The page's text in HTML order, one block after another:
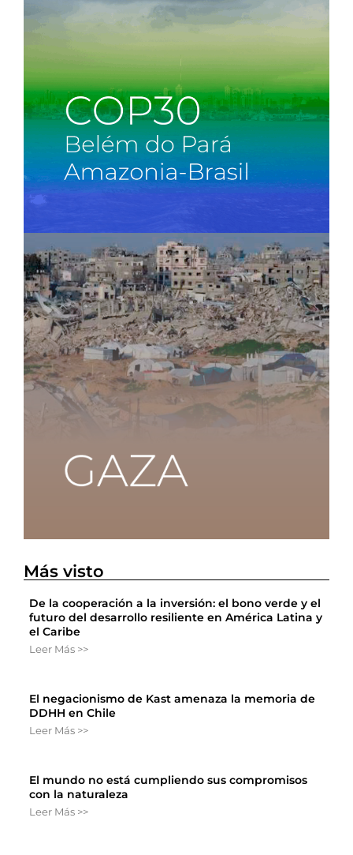
Más visto
De la cooperación a la inversión: el bono verde y el
futuro del desarrollo resiliente en América Latina y
el Caribe
Leer Más >>
El negacionismo de Kast amenaza la memoria de
DDHH en Chile
Leer Más >>
El mundo no está cumpliendo sus compromisos
con la naturaleza
Leer Más >>